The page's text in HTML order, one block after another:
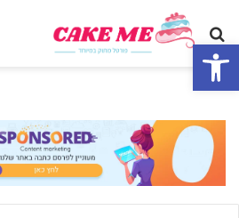
פתח סרגל נגישות
חפש